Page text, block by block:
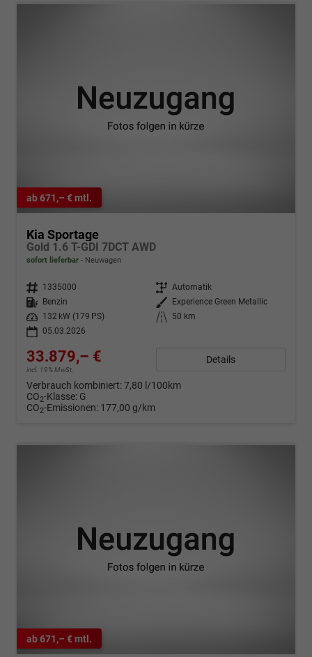
ab 671,– € mtl.
Kia Sportage
Gold 1.6 T-GDI 7DCT AWD
sofort lieferbar Neuwagen
Fahrzeugnr. 1335000 Getriebe Automatik
Kraftstoff
Benzin Außenfarbe
Experience Green Metallic
Leistung
132 kW (179 PS) Kilometerstand
50 km
05.03.2026
33.879,– €
incl. 19% MwSt.
Details
Verbrauch kombiniert:7,80 l/100km
CO2-Klasse: G
CO2-Emissionen: 177,00 g/km
ab 671,– € mtl.